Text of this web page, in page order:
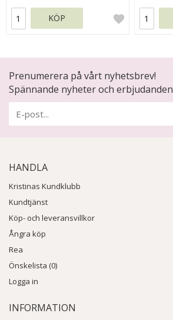
KÖP
Prenumerera på vårt nyhetsbrev!
Spännande nyheter och erbjudanden
HANDLA
Kristinas Kundklubb
Kundtjänst
Köp- och leveransvillkor
Ångra köp
Rea
Önskelista (0)
Logga in
INFORMATION